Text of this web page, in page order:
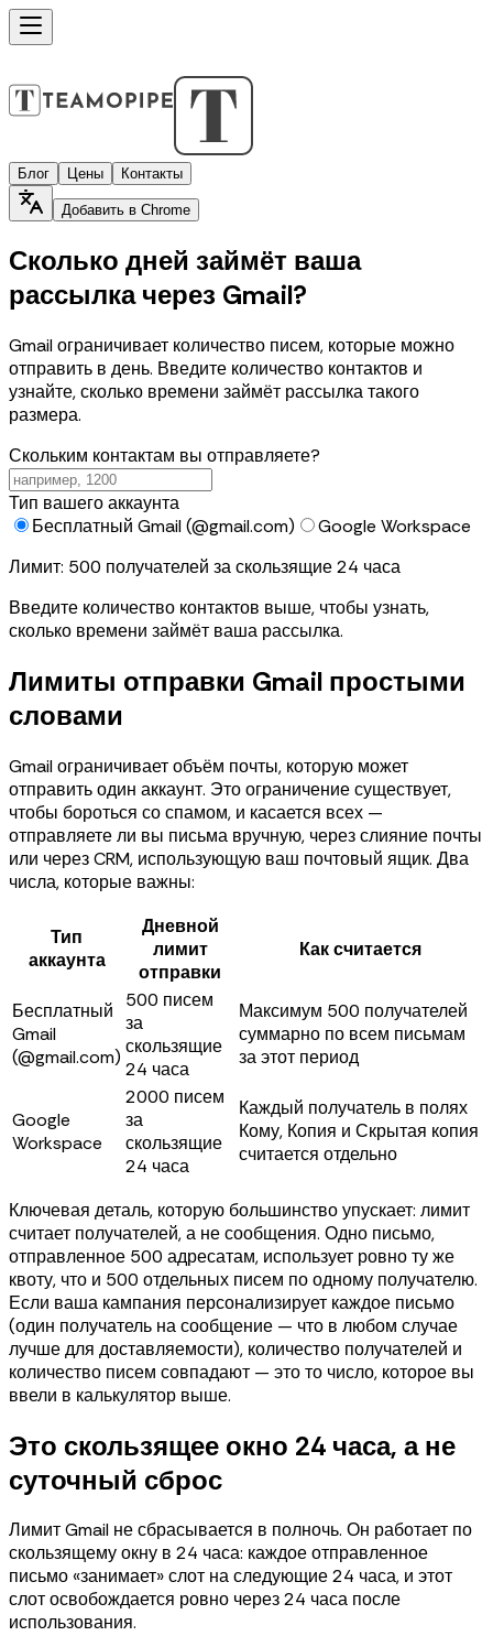
Блог Цены Контакты
Добавить в Chrome
Сколько дней займёт ваша
рассылка через Gmail?
Gmail ограничивает количество писем, которые можно
отправить в день. Введите количество контактов и
узнайте, сколько времени займёт рассылка такого
размера.
Скольким контактам вы отправляете?
Тип вашего аккаунта
Бесплатный Gmail (@gmail.com)
Google Workspace
Лимит: 500 получателей за скользящие 24 часа
Введите количество контактов выше, чтобы узнать,
сколько времени займёт ваша рассылка.
Лимиты отправки Gmail простыми
словами
Gmail ограничивает объём почты, которую может
отправить один аккаунт. Это ограничение существует,
чтобы бороться со спамом, и касается всех —
отправляете ли вы письма вручную, через слияние почты
или через CRM, использующую ваш почтовый ящик. Два
числа, которые важны:
Тип
аккаунта
Дневной
лимит
отправки
Как считается
Бесплатный
Gmail
(@gmail.com)
500 писем
за
скользящие
24 часа
Максимум 500 получателей
суммарно по всем письмам
за этот период
Google
Workspace
2000 писем
за
скользящие
24 часа
Каждый получатель в полях
Кому, Копия и Скрытая копия
считается отдельно
Ключевая деталь, которую большинство упускает: лимит
считает получателей, а не сообщения. Одно письмо,
отправленное 500 адресатам, использует ровно ту же
квоту, что и 500 отдельных писем по одному получателю.
Если ваша кампания персонализирует каждое письмо
(один получатель на сообщение — что в любом случае
лучше для доставляемости), количество получателей и
количество писем совпадают — это то число, которое вы
ввели в калькулятор выше.
Это скользящее окно 24 часа, а не
суточный сброс
Лимит Gmail не сбрасывается в полночь. Он работает по
скользящему окну в 24 часа: каждое отправленное
письмо «занимает» слот на следующие 24 часа, и этот
слот освобождается ровно через 24 часа после
использования.